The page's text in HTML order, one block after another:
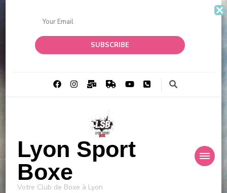
Lyon Sport
Boxe
Votre Club de Boxe à Lyon